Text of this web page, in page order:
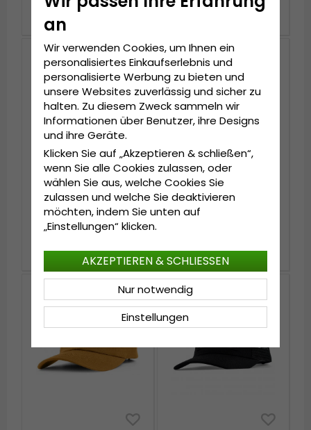
€27.99€34.99 €23.99 €29.99
Kappe Kind - Gårda
Mini Child (gelb)
€19.99
Kappe - Gårda Fomo
Washed Cap (gelb)
€23.99€29.99
an
Wir verwenden Cookies, um Ihnen ein
personalisiertes Einkaufserlebnis und
personalisierte Werbung zu bieten und
unsere Websites zuverlässig und sicher zu
halten. Zu diesem Zweck sammeln wir
Informationen über Benutzer, ihre Designs
und ihre Geräte.
Klicken Sie auf „Akzeptieren & schließen“,
wenn Sie alle Cookies zulassen, oder
wählen Sie aus, welche Cookies Sie
zulassen und welche Sie deaktivieren
möchten, indem Sie unten auf
„Einstellungen“ klicken.
Einstellungen
Nur notwendig
AKZEPTIEREN & SCHLIESSEN